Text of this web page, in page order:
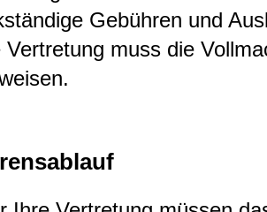
Gebühren und
Vertretung muss die